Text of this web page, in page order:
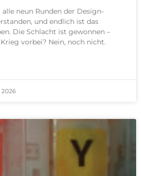
neun Runden der Design-
und endlich ist das
Die Schlacht ist gewonnen –
vorbei? Nein, noch nicht.
2026